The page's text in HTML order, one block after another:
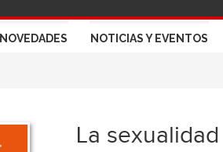
NOVEDADES NOTICIAS Y EVENTOS
La sexualidad